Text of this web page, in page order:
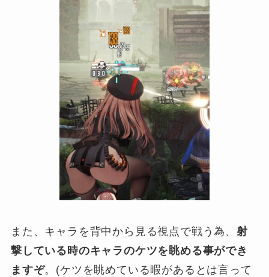
また、キャラを背中から見る視点で戦う為、射
撃している時のキャラのケツを眺める事ができ
ますぞ。(ケツを眺めている暇があるとは言って